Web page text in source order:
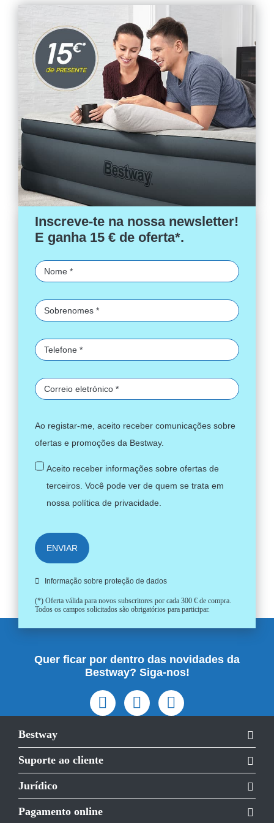
Inscreve-te na nossa newsletter!
E ganha 15 € de oferta*.
Ao registar-me, aceito receber comunicações sobre
ofertas e promoções da Bestway.
Aceito receber informações sobre ofertas de
terceiros. Você pode ver de quem se trata em
nossa política de privacidade.
ENVIAR
Informação sobre proteção de dados
(*) Oferta válida para novos subscritores por cada 300 € de compra.
Todos os campos solicitados são obrigatórios para participar.
Quer ficar por dentro das novidades da
Bestway? Siga-nos!
Bestway
Suporte ao cliente
Jurídico
Pagamento online